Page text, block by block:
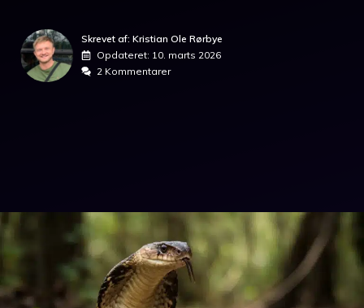
Skrevet af: Kristian Ole Rørbye
Opdateret: 10. marts 2026
2 Kommentarer